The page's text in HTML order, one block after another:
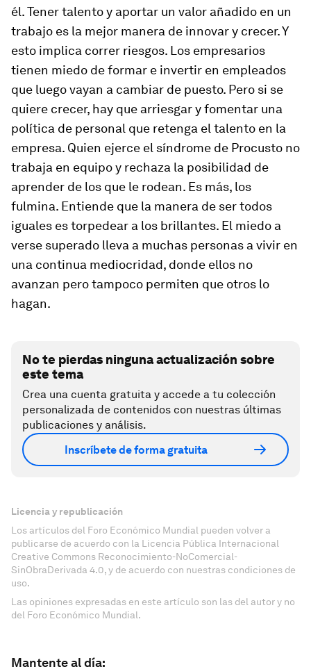
él. Tener talento y aportar un valor añadido en un
trabajo es la mejor manera de innovar y crecer. Y
esto implica correr riesgos. Los empresarios
tienen miedo de formar e invertir en empleados
que luego vayan a cambiar de puesto. Pero si se
quiere crecer, hay que arriesgar y fomentar una
política de personal que retenga el talento en la
empresa. Quien ejerce el síndrome de Procusto no
trabaja en equipo y rechaza la posibilidad de
aprender de los que le rodean. Es más, los
fulmina. Entiende que la manera de ser todos
iguales es torpedear a los brillantes. El miedo a
verse superado lleva a muchas personas a vivir en
una continua mediocridad, donde ellos no
avanzan pero tampoco permiten que otros lo
hagan.
No te pierdas ninguna actualización sobre
este tema
Crea una cuenta gratuita y accede a tu colección
personalizada de contenidos con nuestras últimas
publicaciones y análisis.
Inscríbete de forma gratuita
Licencia y republicación
Los artículos del Foro Económico Mundial pueden volver a
publicarse de acuerdo con la Licencia Pública Internacional
Creative Commons Reconocimiento-NoComercial-
SinObraDerivada 4.0, y de acuerdo con nuestras condiciones de
uso.
Las opiniones expresadas en este artículo son las del autor y no
del Foro Económico Mundial.
Mantente al día: